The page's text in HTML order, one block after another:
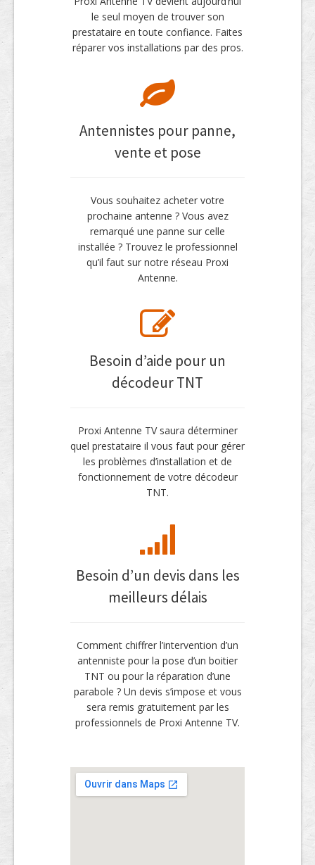
le seul moyen de trouver son
prestataire en toute confiance. Faites
réparer vos installations par des pros.
Antennistes pour panne,
vente et pose
Vous souhaitez acheter votre
prochaine antenne ? Vous avez
remarqué une panne sur celle
installée ? Trouvez le professionnel
qu’il faut sur notre réseau Proxi
Antenne.
Besoin d’aide pour un
décodeur TNT
Proxi Antenne TV saura déterminer
quel prestataire il vous faut pour gérer
les problèmes d’installation et de
fonctionnement de votre décodeur
TNT.
Besoin d’un devis dans les
meilleurs délais
Comment chiffrer l’intervention d’un
antenniste pour la pose d’un boitier
TNT ou pour la réparation d’une
parabole ? Un devis s’impose et vous
sera remis gratuitement par les
professionnels de Proxi Antenne TV.